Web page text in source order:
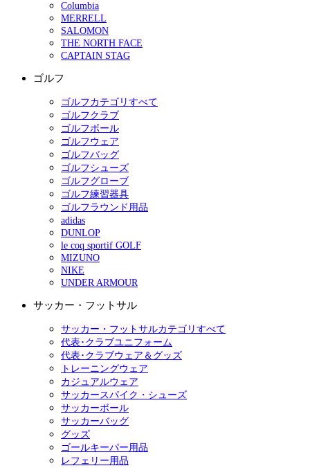
Columbia
MERRELL
SALOMON
THE NORTH FACE
CAPTAIN STAG
ゴルフ
ゴルフカテゴリすべて
ゴルフクラブ
ゴルフボール
ゴルフウェア
ゴルフバッグ
ゴルフシューズ
ゴルフグローブ
ゴルフ練習器具
ゴルフラウンド用品
adidas
DUNLOP
le coq sportif GOLF
MIZUNO
NIKE
UNDER ARMOUR
サッカー・フットサル
サッカー・フットサルカテゴリすべて
代表･クラブユニフォーム
代表･クラブウェア＆グッズ
トレーニングウェア
カジュアルウェア
サッカースパイク・シューズ
サッカーボール
サッカーバッグ
グッズ
ゴールキーパー用品
レフェリー用品